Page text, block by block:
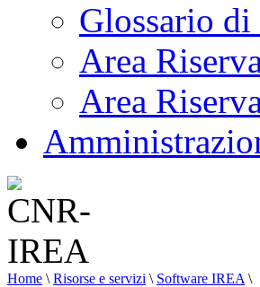
Glossario
Area
Area
Home \ Risorse e servizi \ Software IREA \